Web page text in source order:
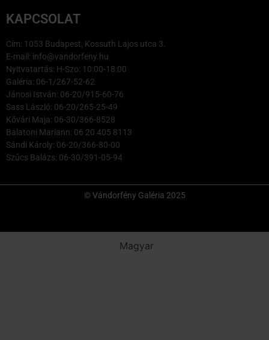
KAPCSOLAT
Cím: 1053 Budapest, Kossuth Lajos utca 3.
E-mail: info@vandorfeny.hu
Nyitvatartás: H-Szo: 10:00-18:00
Galéria: 06-1/267-52-62
Jánosi István: 06-20/915-60-76
Sass László: 06-20/265-25-49
Kővári Maja: 06-30/366-8528
Balatoni Mariann: 06 20 405 8113
Sándi Károly: 06-20/366-80-00
Szűcs Balázs: 06-30/391-05-94
© Vándorfény Galéria 2025
Magyar